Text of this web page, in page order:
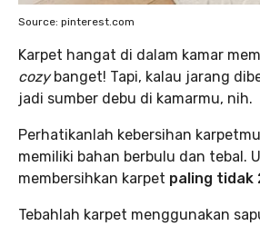
Source: pinterest.com
Karpet hangat di dalam kamar
cozybanget! Tapi, kalau jarang
jadi sumber debu di kamarmu, nih.
Perhatikanlah kebersihan
memiliki bahan berbulu dan tebal.
membersihkan karpet paling tidak
Tebahlah karpet menggunakan